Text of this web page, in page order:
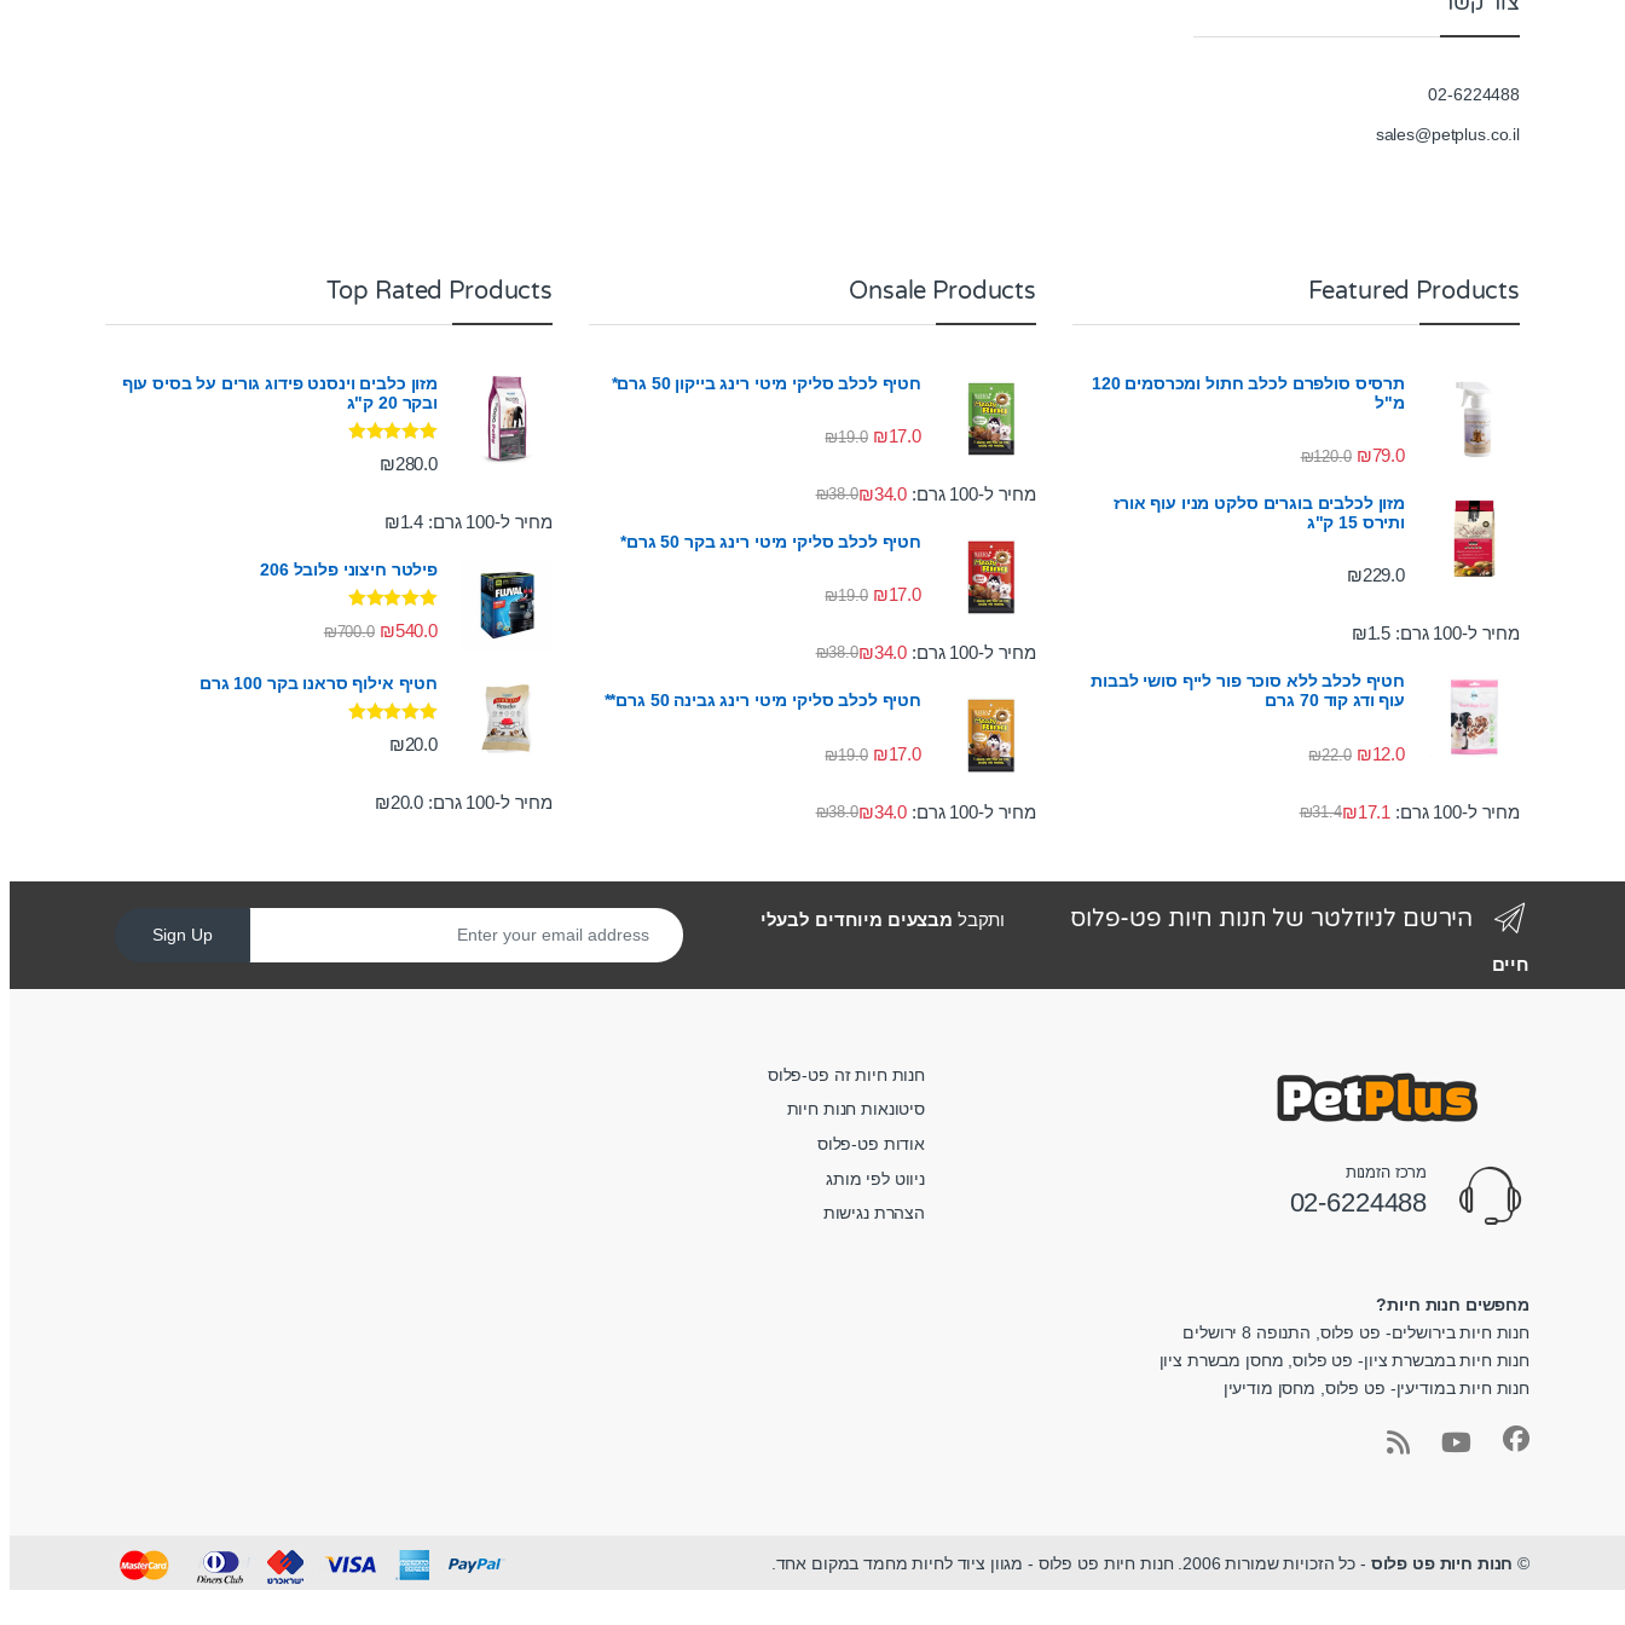
02-6224488
sales@petplus.co.il
Featured Products
תרסיס סולפרם לכלב חתול ומכרסמים 120
מ"ל
₪79.0
₪120.0
מזון לכלבים בוגרים סלקט מניו עוף אורז
ותירס 15 ק"ג
₪229.0
מחיר ל-100 גרם: ₪1.5
חטיף לכלב ללא סוכר פור לייף סושי לבבות
עוף ודג קוד 70 גרם
₪12.0
₪22.0
מחיר ל-100 גרם: ₪31.4₪17.1
Onsale Products
חטיף לכלב סליקי מיטי רינג בייקון 50 גרם*
₪17.0
₪19.0
מחיר ל-100 גרם: ₪38.0₪34.0
חטיף לכלב סליקי מיטי רינג בקר 50 גרם*
₪17.0
₪19.0
מחיר ל-100 גרם: ₪38.0₪34.0
חטיף לכלב סליקי מיטי רינג גבינה 50 גרם**
₪17.0
₪19.0
מחיר ל-100 גרם: ₪38.0₪34.0
Top Rated Products
מזון כלבים וינסנט פידוג גורים על בסיס עוף
ובקר 20 ק"ג
דורג5.00
מתוך 5 ₪280.0
מחיר ל-100 גרם: ₪1.4
פילטר חיצוני פלובל 206
דורג 5.00
מתוך 5 ₪540.0
₪700.0
חטיף אילוף סראנו בקר 100 גרם
דורג
מתוך 5₪20.0
מחיר ל-100 גרם: ₪20.0
הירשם לניוזלטר של חנות חיות פט-פלוס ותקבל מבצעים מיוחדים לבעלי
חיים
Sign Up
מרכז הזמנות
02-6224488
מחפשים חנות חיות?
חנות חיות בירושלים- פט פלוס, התנופה 8 ירושלים
חנות חיות במבשרת ציון- פט פלוס, מחסן מבשרת ציון
חנות חיות במודיעין- פט פלוס, מחסן מודיעין
חנות חיות זה פט-פלוס
סיטונאות חנות חיות
אודות פט-פלוס
ניווט לפי מותג
הצהרת נגישות
© חנות חיות פט פלוס - כל הזכויות שמורות 2006. חנות חיות פט פלוס - מגוון ציוד לחיות מחמד במקום אחד.